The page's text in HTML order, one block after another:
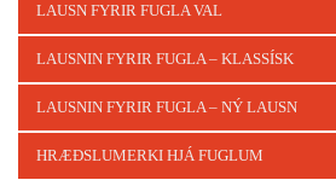
LAUSN FYRIR FUGLA VAL
LAUSNIN FYRIR FUGLA – KLASSÍSK
LAUSNIN FYRIR FUGLA – NÝ LAUSN
HRÆÐSLUMERKI HJÁ FUGLUM